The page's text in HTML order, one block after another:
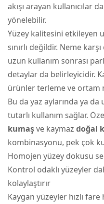
akışı arayan kullanıcılar
yönelebilir.
Yüzey kalitesini etkileyen
sınırlı değildir. Neme
uzun kullanım sonrası
detaylar da belirleyicidir.
ürünler terleme ve ortam
Bu da yaz aylarında ya
tutarlı kullanım sağlar.
kumaşve kaymaz doğal
kombinasyonu, pek çok
Homojen yüzey dokusu
Kontrol odaklı yüzeyler
kolaylaştırır
Kaygan yüzeyler hızlı